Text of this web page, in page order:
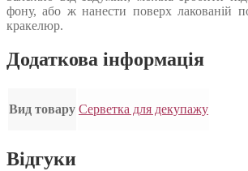
фону, або ж нанести поверх лакованій
кракелюр.
Додаткова інформація
Вид товару Серветка для декупажу
Відгуки